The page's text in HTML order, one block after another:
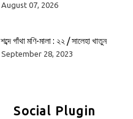
August 07, 2026
শব্দে গাঁথা মণি-মালা : ২২ / সালেহা খাতুন
September 28, 2023
Social Plugin